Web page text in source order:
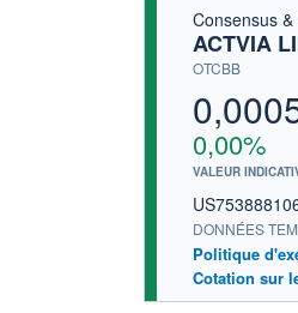
Consensus
ACTVIA
OTCBB
0,00%
VALEUR
DONNÉES
Politique
Cotation sur